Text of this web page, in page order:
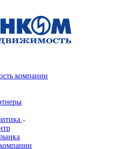
компании